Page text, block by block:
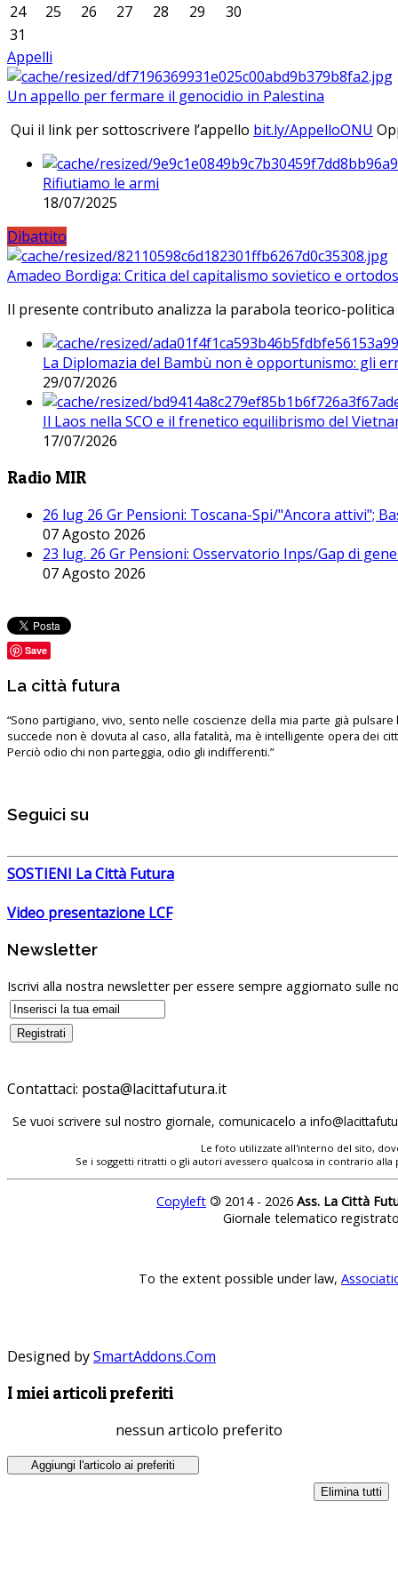
24
25 26 27 28 29
30
31
Appelli
Un appello per fermare il genocidio in Palestina
Qui il link per sottoscrivere l’appello bit.ly/AppelloONU
Rifiutiamo le armi
18/07/2025
Dibattito
Amadeo Bordiga: Critica del capitalismo sovietico e
Il presente contributo analizza la parabola teorico-
La Diplomazia del Bambù non è opportunismo: gli
29/07/2026
Il Laos nella SCO e il frenetico equilibrismo del
17/07/2026
Radio MIR
26 lug 26 Gr Pensioni: Toscana-Spi/"Ancora attivi";
07 Agosto 2026
23 lug. 26 Gr Pensioni: Osservatorio Inps/Gap di
07 Agosto 2026
Save
La città futura
“Sono partigiano, vivo, sento nelle coscienze della mia parte già pulsare
succede non è dovuta al caso, alla fatalità, ma è intelligente opera dei
Perciò odio chi non parteggia, odio gli indifferenti.”
Seguici su
SOSTIENI La Città Futura
Video presentazione LCF
Newsletter
Iscrivi alla nostra newsletter per essere sempre aggiornato sulle
Contattaci: posta@lacittafutura.it
Se vuoi scrivere sul nostro giornale, comunicacelo a
Le foto utilizzate all'interno del sito,
Se i soggetti ritratti o gli autori avessero qualcosa in contrario
Copyleft © 2014 - 2026 Ass. La Città
Giornale telematico
To the extent possible under law,
Designed bySmartAddons.Com
I miei articoli preferiti
nessun articolo preferito